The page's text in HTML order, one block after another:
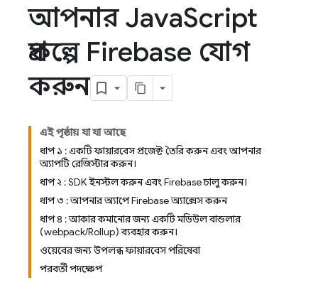
আপনার JavaScript
প্রকল্পে Firebase যোগ
করুন
এই পৃষ্ঠায় যা যা আছে
ধাপ ১ : একটি ফায়ারবেস প্রজেক্ট তৈরি করুন এবং আপনার
অ্যাপটি রেজিস্টার করুন।
ধাপ ২ : SDK ইনস্টল করুন এবং Firebase চালু করুন।
ধাপ ৩ : আপনার অ্যাপে Firebase অ্যাক্সেস করুন
ধাপ ৪ : আকার কমানোর জন্য একটি মডিউল বান্ডলার
(webpack/Rollup) ব্যবহার করুন।
ওয়েবের জন্য উপলব্ধ ফায়ারবেস পরিষেবা
পরবর্তী পদক্ষেপ